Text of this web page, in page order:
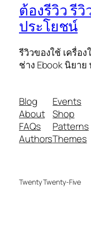
ต้องรีวิว รี
ประโยชน์
รีวิวของใช้ เครื่อ
ช่าง Ebook นิยาย
Blog
About
FAQs
Authors
Events
Shop
Patterns
Themes
Twenty Twenty-Five